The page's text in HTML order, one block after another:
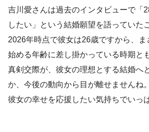
吉川愛さんは過去のインタビューで「
したい」という結婚願望を語っていた
2026年時点で彼女は26歳ですから、ま
始める年齢に差し掛かっている時期と
真剣交際が、彼女の理想とする結婚へ
か、今後の動向から目が離せませんね
彼女の幸せを応援したい気持ちでいっ